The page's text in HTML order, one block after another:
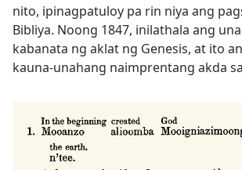
nito, ipinagpatuloy pa rin niya ang
Bibliya. Noong 1847, inilathala ang
kabanata ng aklat ng Genesis, at ito
kauna-unahang naimprentang akda